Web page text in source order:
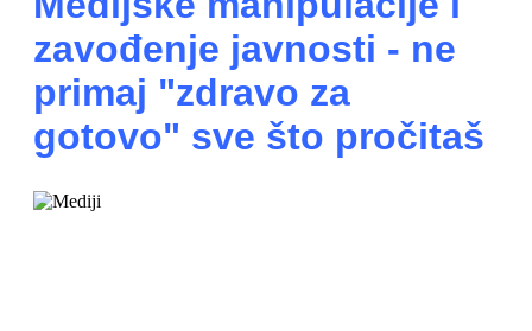
zavođenje javnosti - ne
primaj "zdravo za
gotovo" sve što pročitaš